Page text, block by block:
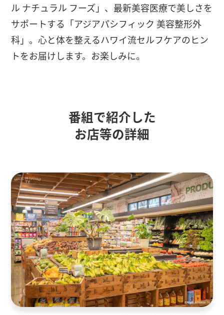
ル ナチュラル フーズ」、最新美容医療で美しさを
サポートする「アジアパシフィック 美容整形外
科」。心と体を整えるハワイ流セルフケアのヒン
トをお届けします。お楽しみに。
番組で紹介した
お店等の詳細